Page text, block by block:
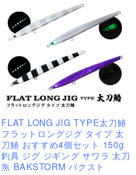
FLAT LONG JIG TYPE太刀鰆
フラットロングジグ タイプ 太
刀鰆 おすすめ4個セット 150g
釣具 ジグ ジギング サワラ 太刀
魚 BAKSTORM バクスト